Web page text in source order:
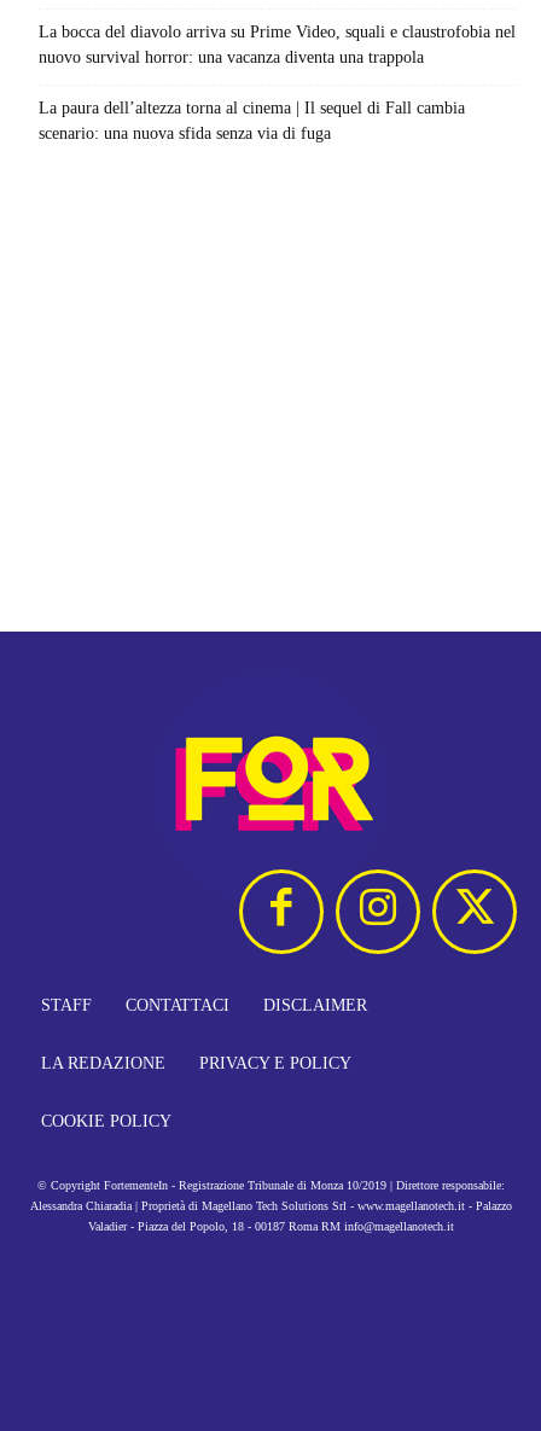
La bocca del diavolo arriva su Prime Video, squali e claustrofobia nel
nuovo survival horror: una vacanza diventa una trappola
La paura dell’altezza torna al cinema | Il sequel di Fall cambia
scenario: una nuova sfida senza via di fuga
STAFF CONTATTACI DISCLAIMER
LA REDAZIONE PRIVACY E POLICY
COOKIE POLICY
© Copyright FortementeIn - Registrazione Tribunale di Monza 10/2019 | Direttore responsabile:
Alessandra Chiaradia | Proprietà di Magellano Tech Solutions Srl - www.magellanotech.it - Palazzo
Valadier - Piazza del Popolo, 18 - 00187 Roma RM info@magellanotech.it